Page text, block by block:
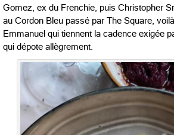
Gomez, ex du Frenchie, puis Christopher
au Cordon Bleu passé par The Square,
Emmanuel qui tiennent la cadence exigée
qui dépote allègrement.